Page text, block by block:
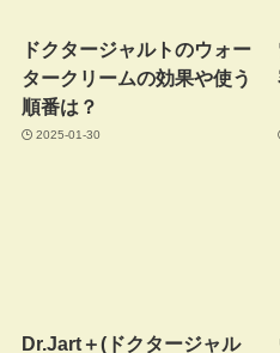
ドクタージャルトのウォー
タークリームの効果や使う
順番は？
2025-01-30
Dr.Jart＋(ドクタージャル